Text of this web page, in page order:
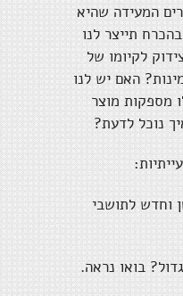
המעידה שהיא
של 30 שנה, בהכרח תייצר לנו
לקיומו של
האם יש לנו
מספקות מוצר
נוכל לדעת?
וחדש לתושבי
בואו נראה.